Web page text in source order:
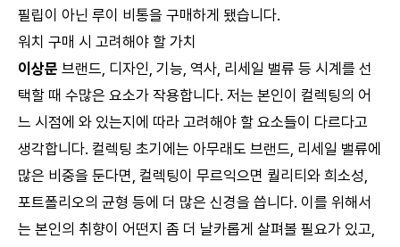
필립이 아닌 루이 비통을 구매하게 됐습니다.
워치 구매 시 고려해야 할 가치
이상문 브랜드, 디자인, 기능, 역사, 리세일 밸류 등 시계를 선
택할 때 수많은 요소가 작용합니다. 저는 본인이 컬렉팅의 어
느 시점에 와 있는지에 따라 고려해야 할 요소들이 다르다고
생각합니다. 컬렉팅 초기에는 아무래도 브랜드, 리세일 밸류에
많은 비중을 둔다면, 컬렉팅이 무르익으면 퀄리티와 희소성,
포트폴리오의 균형 등에 더 많은 신경을 씁니다. 이를 위해서
는 본인의 취향이 어떤지 좀 더 날카롭게 살펴볼 필요가 있고,